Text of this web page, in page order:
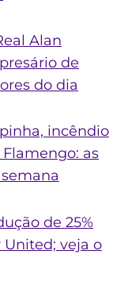
Alan
de
do dia
incêndio
as
de 25%
veja o